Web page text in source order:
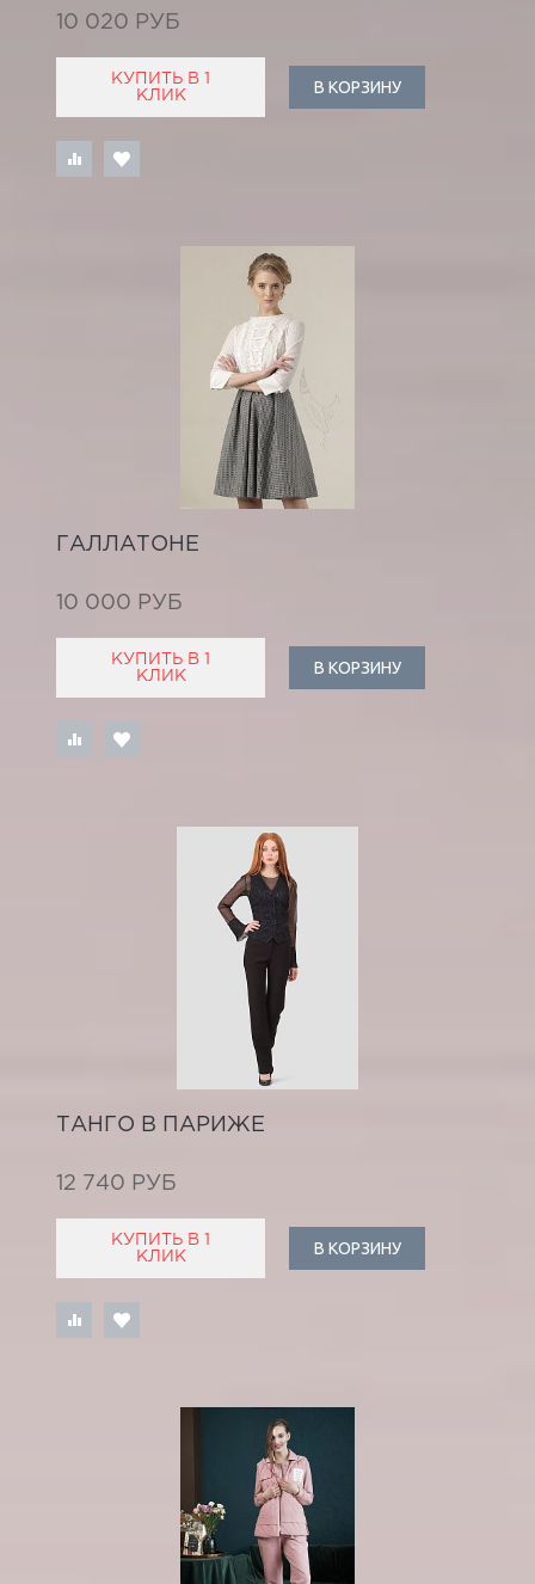
10 020 РУБ
КУПИТЬ В 1
КЛИК
В КОРЗИНУ
ГАЛЛАТОНЕ
10 000 РУБ
КУПИТЬ В 1
КЛИК
В КОРЗИНУ
ТАНГО В ПАРИЖЕ
12 740 РУБ
КУПИТЬ В 1
КЛИК
В КОРЗИНУ